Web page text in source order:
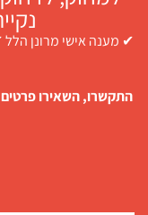
✔ מענה אישי מרונן
התקשרו, השאירו